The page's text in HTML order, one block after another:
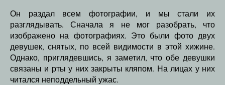
Он раздал всем фотографии, и мы стали их
разглядывать. Сначала я не мог разобрать, что
изображено на фотографиях. Это были фото двух
девушек, снятых, по всей видимости в этой хижине.
Однако, приглядевшись, я заметил, что обе девушки
связаны и рты у них закрыты кляпом. На лицах у них
читался неподдельный ужас.